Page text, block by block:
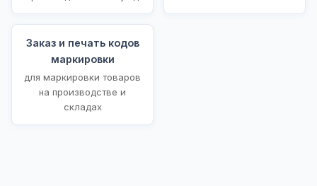
Заказ и печать кодов
маркировки
для маркировки товаров
на производстве и
складах